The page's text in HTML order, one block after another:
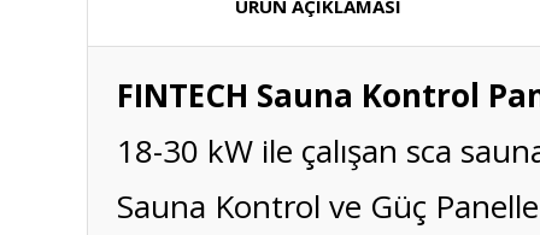
ÜRÜN AÇIKLAMASI
FINTECH Sauna Kontrol
18-30 kW ile çalışan sca
Sauna Kontrol ve Güç